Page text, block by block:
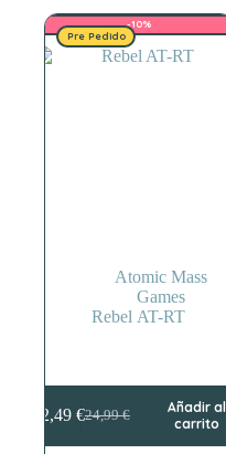
Pre Pedido
-10%
Atomic Mass
Games
Rebel AT-RT
24,99€
El
precio
22,49 €El
precio
Añadir al
carrito